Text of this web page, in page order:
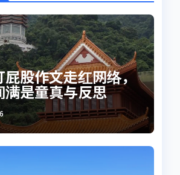
屁股作文走红网络，
满是童真与反思